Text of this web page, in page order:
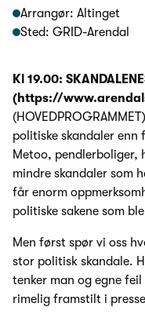
Arrangør: Altinget
Sted: GRID-Arendal
Kl 19.00:
(https://
politiske skandaler enn
Metoo, pendlerboliger,
mindre skandaler som
får enorm
politiske sakene som
Men først spør vi oss
stor politisk skandale.
tenker man og egne
rimelig framstilt i